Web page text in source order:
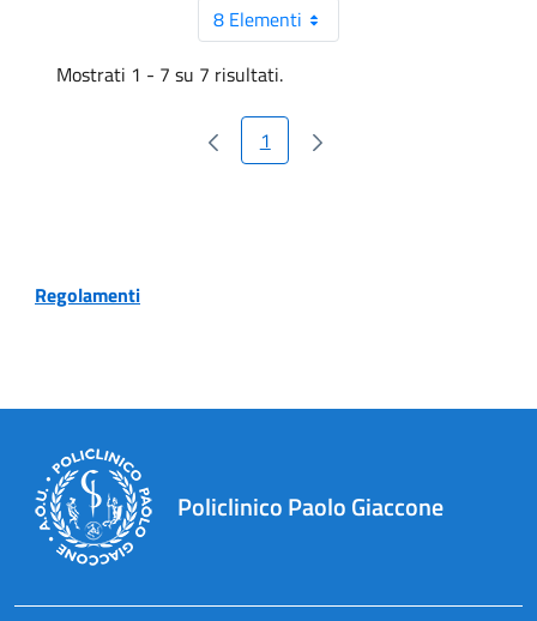
8 ElementiPer pagina
Mostrati 1 - 7 su 7 risultati.
Pagina
1
Regolamenti
Policlinico Paolo Giaccone